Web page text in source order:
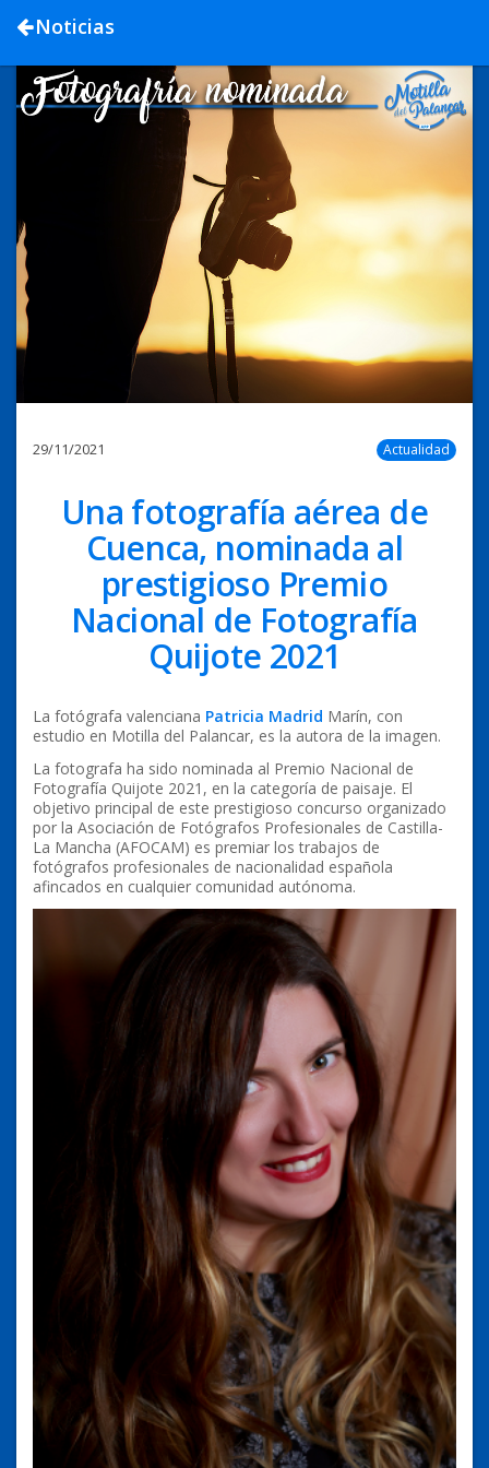
Noticias
29/11/2021 Actualidad
Una fotografía aérea de
Cuenca, nominada al
prestigioso Premio
Nacional de Fotografía
Quijote 2021
La fotógrafa valenciana Patricia Madrid Marín, con
estudio en Motilla del Palancar, es la autora de la imagen.
La fotografa ha sido nominada al Premio Nacional de
Fotografía Quijote 2021, en la categoría de paisaje. El
objetivo principal de este prestigioso concurso organizado
por la Asociación de Fotógrafos Profesionales de Castilla-
La Mancha (AFOCAM) es premiar los trabajos de
fotógrafos profesionales de nacionalidad española
afincados en cualquier comunidad autónoma.